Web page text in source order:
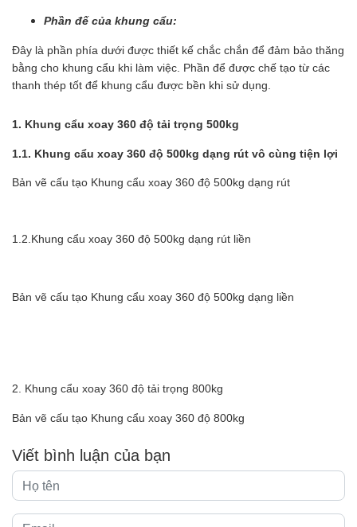
Phần đế của khung cẩu:
Đây là phần phía dưới được thiết kế chắc chắn để đảm bảo thăng
bằng cho khung cẩu khi làm việc. Phần để được chế tạo từ các
thanh thép tốt để khung cẩu được bền khi sử dụng.
1. Khung cẩu xoay 360 độ tải trọng 500kg
1.1. Khung cẩu xoay 360 độ 500kg dạng rút vô cùng tiện lợi
Bản vẽ cấu tạo Khung cẩu xoay 360 độ 500kg dạng rút
1.2.Khung cẩu xoay 360 độ 500kg dạng rút liền
Bản vẽ cấu tạo Khung cẩu xoay 360 độ 500kg dạng liền
2. Khung cẩu xoay 360 độ tải trọng 800kg
Bản vẽ cấu tạo Khung cẩu xoay 360 độ 800kg
Viết bình luận của bạn